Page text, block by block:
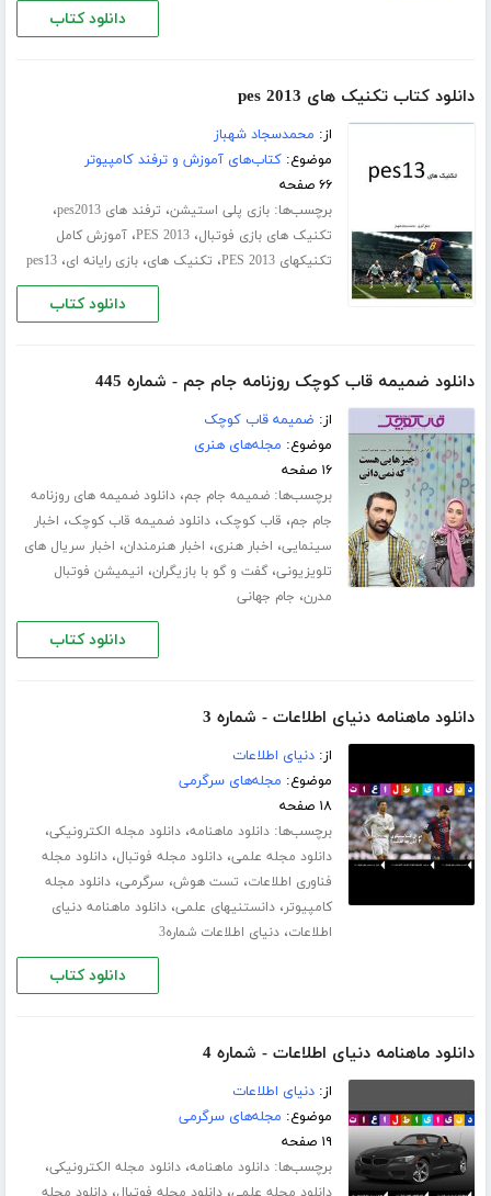
دانلود کتاب
دانلود کتاب تکنیک های pes 2013
از: محمدسجاد شهباز
موضوع:کتاب‌های آموزش و ترفند کامپیوتر
۶۶ صفحه
برچسب‌ها:بازی پلی استیشن، ترفند های pes2013 ،
تکنیک های بازی فوتبال،PES 2013،آموزش کامل
تکنیکهای PES 2013
، تکنیک های،بازی رایانه ای،pes13
دانلود کتاب
دانلود ضمیمه قاب کوچک روزنامه جام جم - شماره 445
از: ضمیمه قاب کوچک
موضوع: مجله‌های هنری
۱۶ صفحه
برچسب‌ها:ضمیمه جام جم،دانلود ضمیمه های روزنامه
جام جم، قاب کوچک،دانلود ضمیمه قاب کوچک، اخبار
سینمایی، اخبار هنری، اخبار هنرمندان، اخبار سریال های
تلویزیونی،گفت و گو با بازیگران، انیمیشن فوتبال
مدرن، جام جهانی
دانلود کتاب
دانلود ماهنامه دنیای اطلاعات - شماره 3
از:دنیای اطلاعات
موضوع: مجله‌های سرگرمی
۱۸ صفحه
برچسب‌ها:دانلود ماهنامه،دانلود مجله الکترونیکی،
دانلود مجله علمی،دانلود مجله فوتبال،دانلود مجله
فناوری اطلاعات، تست هوش، سرگرمی،دانلود مجله
کامپیوتر،دانستنیهای علمی،دانلود ماهنامه دنیای
اطلاعات،دنیای اطلاعات شماره3
دانلود کتاب
دانلود ماهنامه دنیای اطلاعات - شماره 4
از:دنیای اطلاعات
موضوع: مجله‌های سرگرمی
۱۹ صفحه
برچسب‌ها:دانلود ماهنامه،دانلود مجله الکترونیکی،
دانلود مجله علمی دانلود مجله فوتبال دانلود مجله